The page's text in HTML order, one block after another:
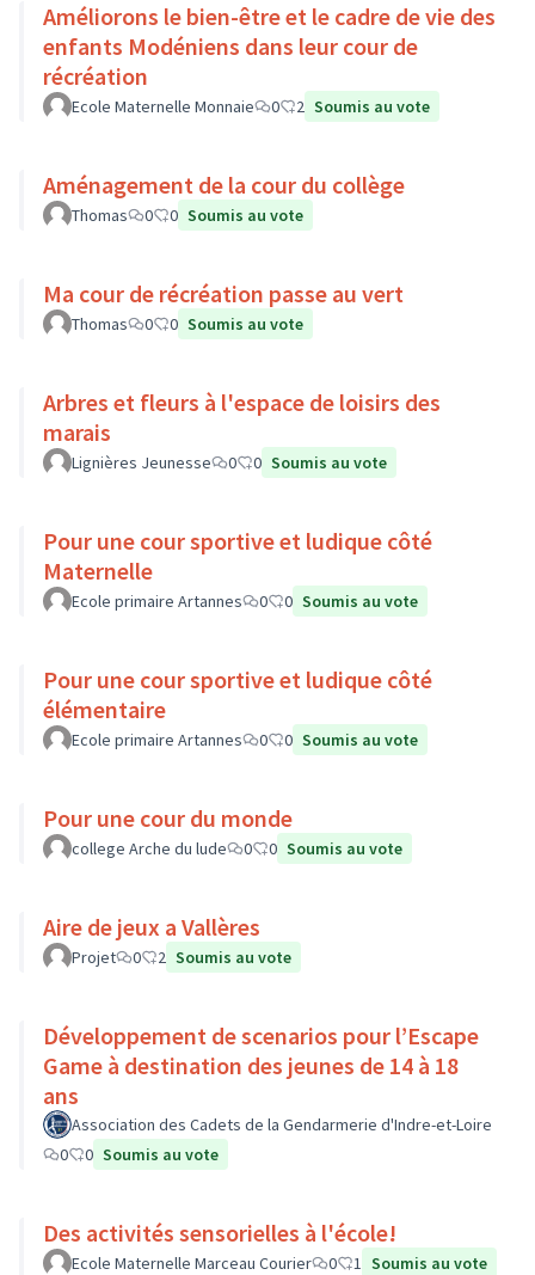
Améliorons le bien-être et le cadre de vie des
enfants Modéniens dans leur cour de
récréation
Ecole Maternelle Monnaie 0 2 Soumis au vote
Aménagement de la cour du collège
Thomas 0 0 Soumis au vote
Ma cour de récréation passe au vert
Thomas 0 0 Soumis au vote
Arbres et fleurs à l'espace de loisirs des
marais
Lignières Jeunesse 0 0 Soumis au vote
Pour une cour sportive et ludique côté
Maternelle
Ecole primaire Artannes 0 0 Soumis au vote
Pour une cour sportive et ludique côté
élémentaire
Ecole primaire Artannes 0 0 Soumis au vote
Pour une cour du monde
college Arche du lude 0 0 Soumis au vote
Aire de jeux a Vallères
Projet 0 2 Soumis au vote
Développement de scenarios pour l’Escape
Game à destination des jeunes de 14 à 18
ans
Association des Cadets de la Gendarmerie d'Indre-et-Loire
0
0 Soumis au vote
Des activités sensorielles à l'école!
Ecole Maternelle Marceau Courier 0 1 Soumis au vote